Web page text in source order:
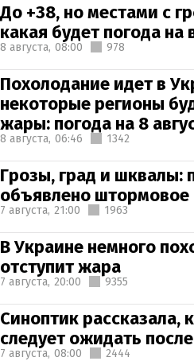
До +38, но местами с
какая будет погода
8 августа, 08:00 978
Похолодание идет в
некоторые регионы
жары: погода на 8
8 августа, 06:46 1342
Грозы, град и шквалы:
объявлено
7 августа, 21:00 1963
В Украине немного
отступит жара
7 августа, 20:00 9355
Синоптик рассказала,
следует ожидать
7 августа, 08:00 2444